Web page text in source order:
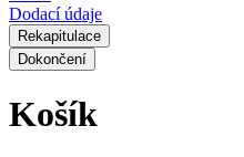
Dodací údaje
Rekapitulace
Dokončení
Košík